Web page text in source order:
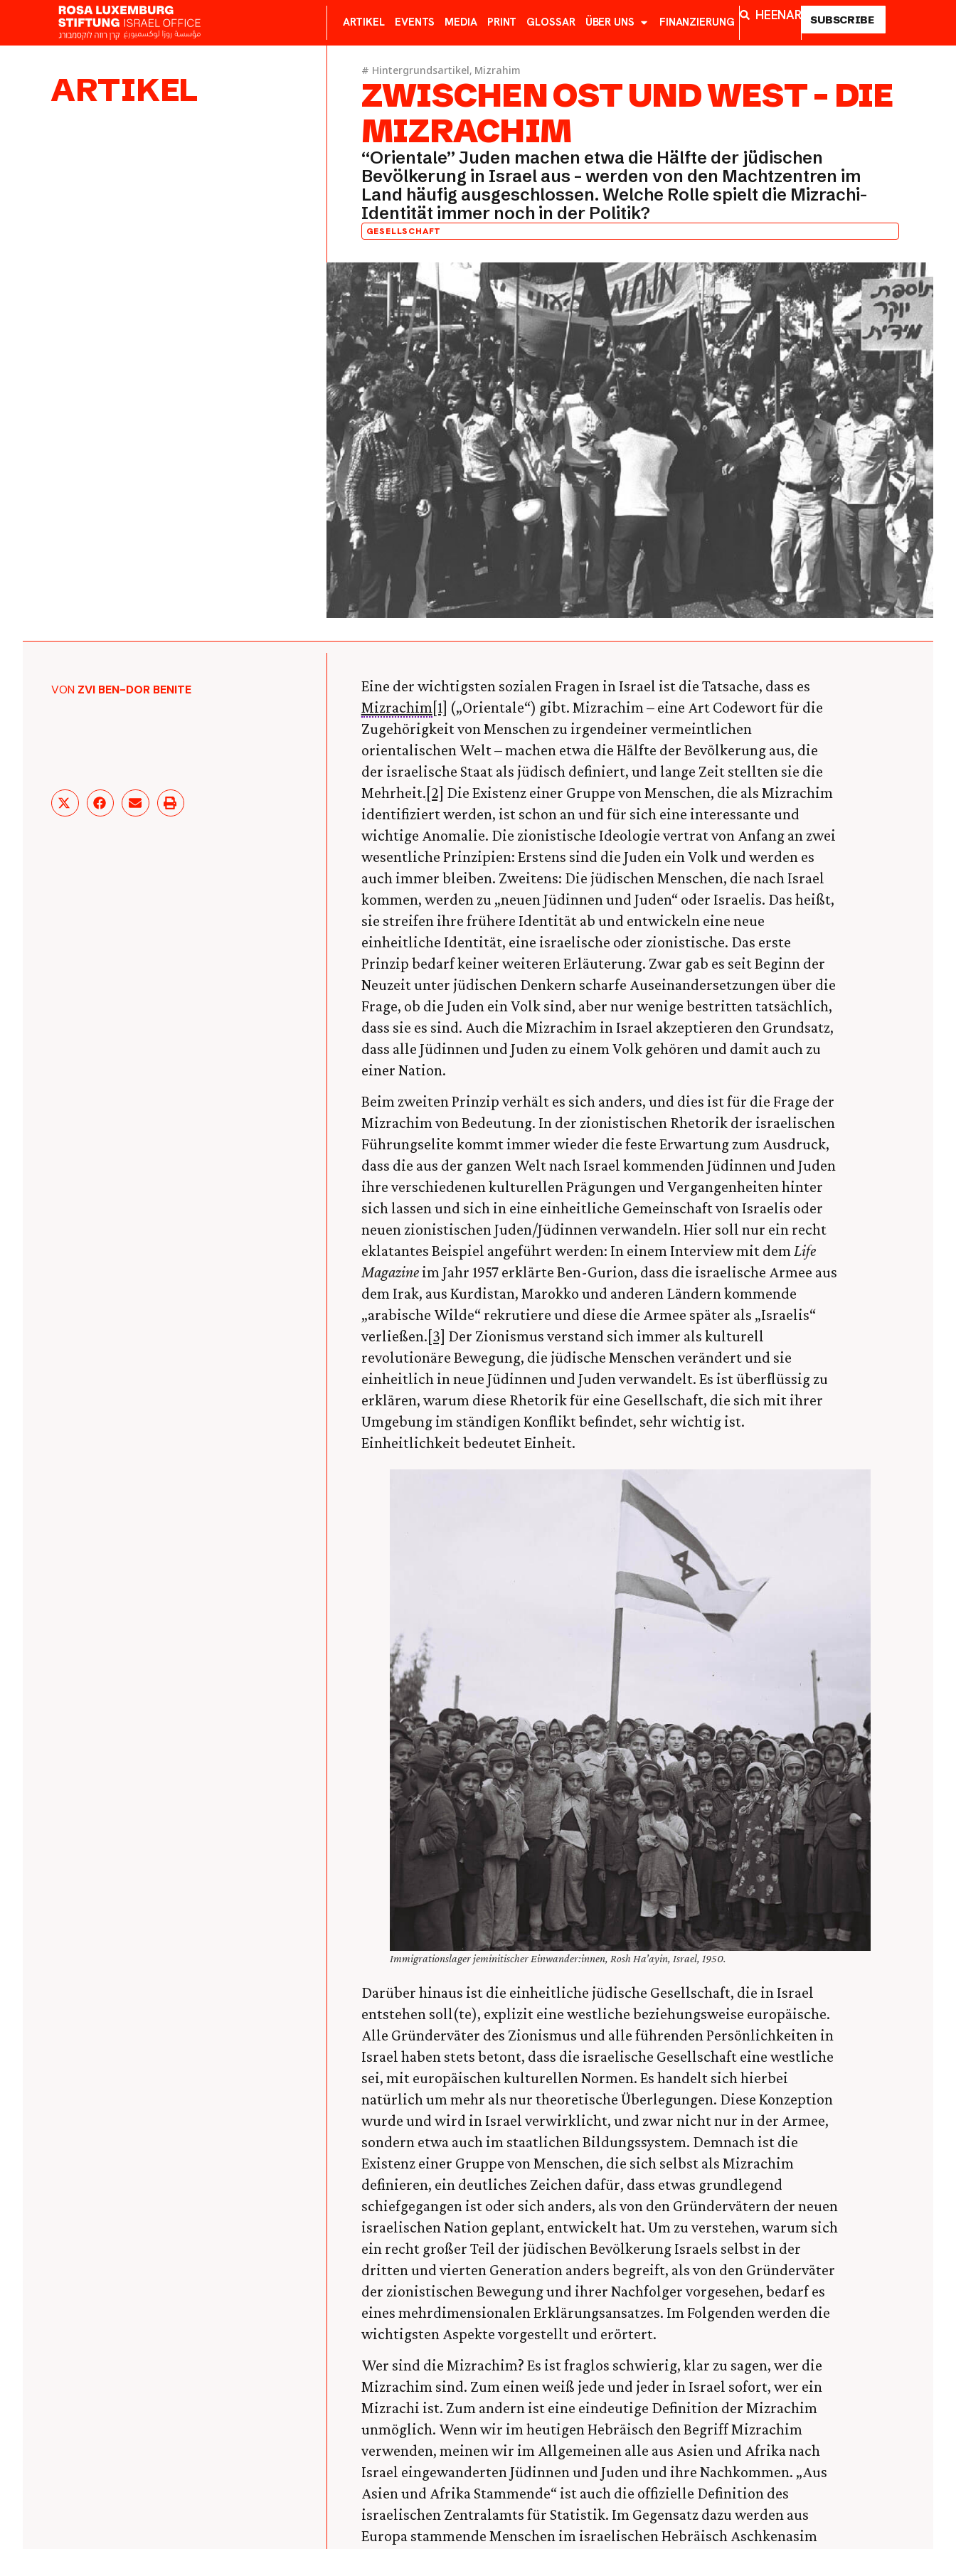
ARTIKEL EVENTS MEDIA PRINT GLOSSAR ÜBER UNS FINANZIERUNG HEENAR SUBSCRIBE
ARTIKEL # Hintergrundsartikel, Mizrahim
ZWISCHEN OST UND WEST – DIE
MIZRACHIM
“Orientale” Juden machen etwa die Hälfte der jüdischen
Bevölkerung in Israel aus – werden von den Machtzentren im
Land häufig ausgeschlossen. Welche Rolle spielt die Mizrachi-
Identität immer noch in der Politik?
GESELLSCHAFT
VON ZVI BEN-DOR BENITE
Eine der wichtigsten sozialen Fragen in Israel ist die Tatsache, dass es
Mizrachim[1] („Orientale“) gibt. Mizrachim – eine Art Codewort für die
Zugehörigkeit von Menschen zu irgendeiner vermeintlichen
orientalischen Welt – machen etwa die Hälfte der Bevölkerung aus, die
der israelische Staat als jüdisch definiert, und lange Zeit stellten sie die
Mehrheit. [2] Die Existenz einer Gruppe von Menschen, die als Mizrachim
identifiziert werden, ist schon an und für sich eine interessante und
wichtige Anomalie. Die zionistische Ideologie vertrat von Anfang an zwei
wesentliche Prinzipien: Erstens sind die Juden ein Volk und werden es
auch immer bleiben. Zweitens: Die jüdischen Menschen, die nach Israel
kommen, werden zu „neuen Jüdinnen und Juden“ oder Israelis. Das heißt,
sie streifen ihre frühere Identität ab und entwickeln eine neue
einheitliche Identität, eine israelische oder zionistische. Das erste
Prinzip bedarf keiner weiteren Erläuterung. Zwar gab es seit Beginn der
Neuzeit unter jüdischen Denkern scharfe Auseinandersetzungen über die
Frage, ob die Juden ein Volk sind, aber nur wenige bestritten tatsächlich,
dass sie es sind. Auch die Mizrachim in Israel akzeptieren den Grundsatz,
dass alle Jüdinnen und Juden zu einem Volk gehören und damit auch zu
einer Nation.
Beim zweiten Prinzip verhält es sich anders, und dies ist für die Frage der
Mizrachim von Bedeutung. In der zionistischen Rhetorik der israelischen
Führungselite kommt immer wieder die feste Erwartung zum Ausdruck,
dass die aus der ganzen Welt nach Israel kommenden Jüdinnen und Juden
ihre verschiedenen kulturellen Prägungen und Vergangenheiten hinter
sich lassen und sich in eine einheitliche Gemeinschaft von Israelis oder
neuen zionistischen Juden/Jüdinnen verwandeln. Hier soll nur ein recht
eklatantes Beispiel angeführt werden: In einem Interview mit demLife
Magazineim Jahr 1957 erklärte Ben-Gurion, dass die israelische Armee aus
dem Irak, aus Kurdistan, Marokko und anderen Ländern kommende
„arabische Wilde“ rekrutiere und diese die Armee später als „Israelis“
verließen. [3] Der Zionismus verstand sich immer als kulturell
revolutionäre Bewegung, die jüdische Menschen verändert und sie
einheitlich in neue Jüdinnen und Juden verwandelt. Es ist überflüssig zu
erklären, warum diese Rhetorik für eine Gesellschaft, die sich mit ihrer
Umgebung im ständigen Konflikt befindet, sehr wichtig ist.
Einheitlichkeit bedeutet Einheit.
Immigrationslager jeminitischer Einwander:innen, Rosh Ha’ayin, Israel, 1950.
Darüber hinaus ist die einheitliche jüdische Gesellschaft, die in Israel
entstehen soll(te), explizit eine westliche beziehungsweise europäische.
Alle Gründerväter des Zionismus und alle führenden Persönlichkeiten in
Israel haben stets betont, dass die israelische Gesellschaft eine westliche
sei, mit europäischen kulturellen Normen. Es handelt sich hierbei
natürlich um mehr als nur theoretische Überlegungen. Diese Konzeption
wurde und wird in Israel verwirklicht, und zwar nicht nur in der Armee,
sondern etwa auch im staatlichen Bildungssystem. Demnach ist die
Existenz einer Gruppe von Menschen, die sich selbst als Mizrachim
definieren, ein deutliches Zeichen dafür, dass etwas grundlegend
schiefgegangen ist oder sich anders, als von den Gründervätern der neuen
israelischen Nation geplant, entwickelt hat. Um zu verstehen, warum sich
ein recht großer Teil der jüdischen Bevölkerung Israels selbst in der
dritten und vierten Generation anders begreift, als von den Gründerväter
der zionistischen Bewegung und ihrer Nachfolger vorgesehen, bedarf es
eines mehrdimensionalen Erklärungsansatzes. Im Folgenden werden die
wichtigsten Aspekte vorgestellt und erörtert.
Wer sind die Mizrachim? Es ist fraglos schwierig, klar zu sagen, wer die
Mizrachim sind. Zum einen weiß jede und jeder in Israel sofort, wer ein
Mizrachi ist. Zum andern ist eine eindeutige Definition der Mizrachim
unmöglich. Wenn wir im heutigen Hebräisch den Begriff Mizrachim
verwenden, meinen wir im Allgemeinen alle aus Asien und Afrika nach
Israel eingewanderten Jüdinnen und Juden und ihre Nachkommen. „Aus
Asien und Afrika Stammende“ ist auch die offizielle Definition des
israelischen Zentralamts für Statistik. Im Gegensatz dazu werden aus
Europa stammende Menschen im israelischen Hebräisch Aschkenasim